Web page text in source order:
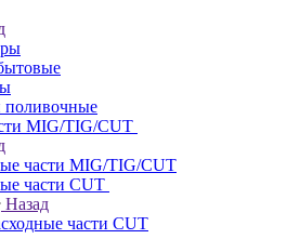
MIG/TIG/CUT
части MIG/TIG/CUT
части CUT
Назад
части CUT